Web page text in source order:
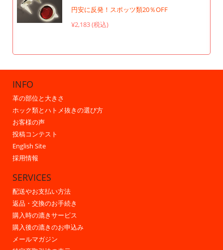
円安に反発！スポッツ類20％OFF
¥2,183 (税込)
INFO
革の部位と大きさ
ホック類とハトメ抜きの選び方
お客様の声
投稿コンテスト
English Site
採用情報
SERVICES
配送やお支払い方法
返品・交換のお手続き
購入時の漉きサービス
購入後の漉きのお申込み
メールマガジン